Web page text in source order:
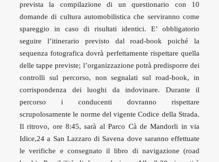
prevista la compilazione di un questionario con 10
domande di cultura automobilistica che serviranno come
spareggio in caso di risultati identici. E’ obbligatorio
seguire l’itinerario previsto dal road-book poiché la
sequenza fotografica dovrà perfettamente rispettare quella
delle tappe previste; l’organizzazione potrà predisporre dei
controlli sul percorso, non segnalati sul road-book, in
corrispondenza dei luoghi da indovinare. Durante il
percorso i conducenti dovranno rispettare
scrupolosamente le norme del vigente Codice della Strada.
Il ritrovo, ore 8:45, sarà al Parco Cà de Mandorli in via
Idice,24 a San Lazzaro di Savena dove saranno effettuate
le verifiche e consegnato il libro di navigazione (road